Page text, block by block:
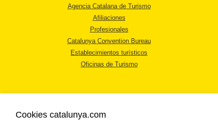
Agencia Catalana de Turismo
Afiliaciones
Profesionales
Catalunya Convention Bureau
Establecimientos turísticos
Oficinas de Turismo
Cookies catalunya.com